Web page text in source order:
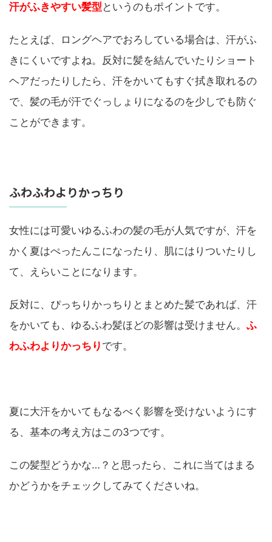
汗がふきやすい髪型 というのもポイントです。
たとえば、ロングヘアでおろしている場合は、汗がふ
きにくいですよね。反対に髪を結んでいたりショート
ヘアだったりしたら、汗をかいてもすぐ拭き取れるの
で、髪の毛が汗でぐっしょりになるのを少しでも防ぐ
ことができます。
ふわふわよりかっちり
女性には可愛いゆるふわの髪の毛が人気ですが、汗を
かく夏はぺったんこになったり、肌にはりついたりし
て、えらいことになります。
反対に、ぴっちりかっちりとまとめた髪であれば、汗
をかいても、ゆるふわ髪ほどの影響は受けません。 ふ
わふわよりかっちり です。
夏に大汗をかいてもなるべく影響を受けないようにす
る、基本の考え方はこの3つです。
この髪型どうかな…？と思ったら、これに当てはまる
かどうかをチェックしてみてくださいね。